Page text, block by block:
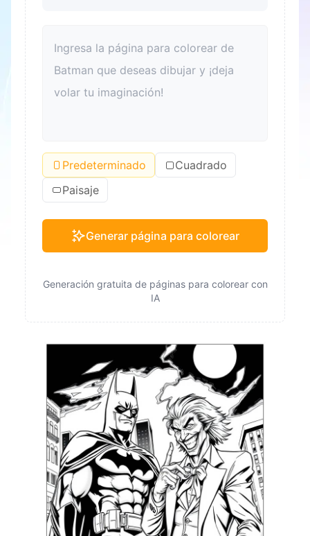
Predeterminado
Cuadrado
Paisaje
Generar página para colorear
Generación gratuita de páginas para colorear con
IA